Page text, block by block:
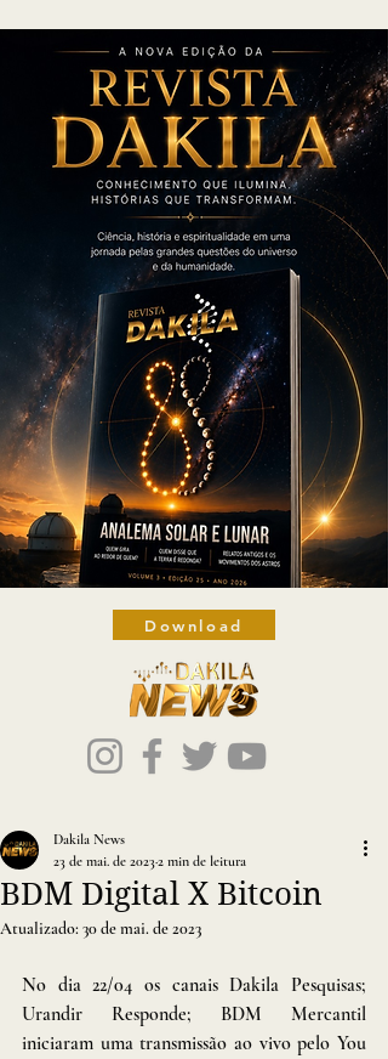
Download
BDM Digital X Bitcoin
Dakila News
23 de mai. de 20232 min de leitura
Atualizado: 30 de mai. de 2023
No dia 22/04 os canais Dakila Pesquisas;
Urandir Responde; BDM Mercantil
iniciaram uma transmissão ao vivo pelo You